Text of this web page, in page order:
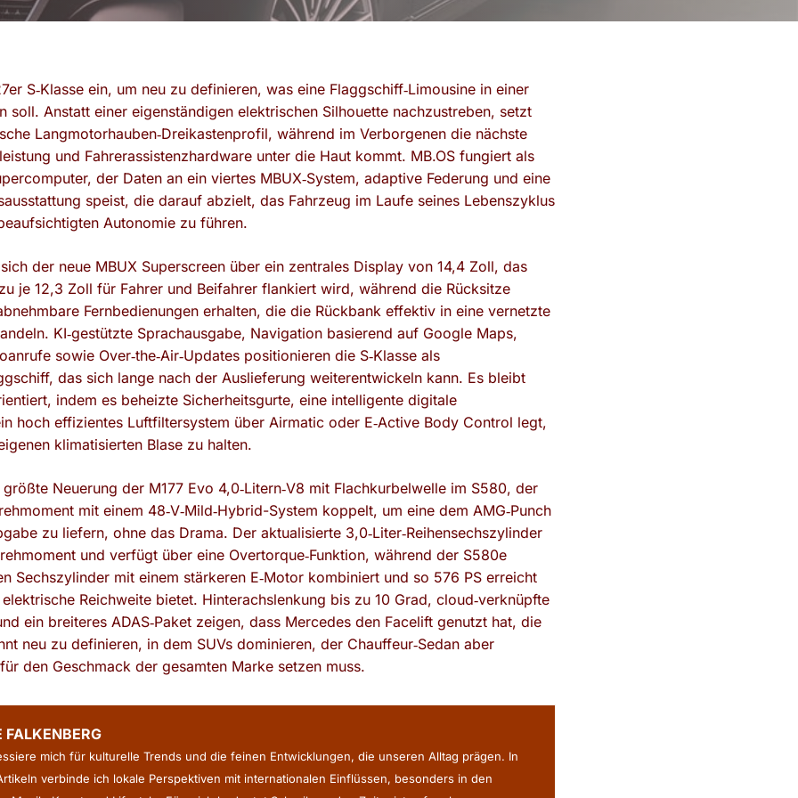
S‑Klasse ein, um neu zu definieren, was eine Flaggschiff‑Limousine in einer
soll. Anstatt einer eigenständigen elektrischen Silhouette nachzustreben, setzt
Langmotorhauben‑Dreikastenprofil, während im Verborgenen die nächste
und Fahrerassistenzhardware unter die Haut kommt. MB.OS fungiert als
der Daten an ein viertes MBUX‑System, adaptive Federung und eine
speist, die darauf abzielt, das Fahrzeug im Laufe seines Lebenszyklus
Autonomie zu führen.
der neue MBUX Superscreen über ein zentrales Display von 14,4 Zoll, das
je 12,3 Zoll für Fahrer und Beifahrer flankiert wird, während die Rücksitze
Fernbedienungen erhalten, die die Rückbank effektiv in eine vernetzte
KI‑gestützte Sprachausgabe, Navigation basierend auf Google Maps,
sowie Over‑the‑Air‑Updates positionieren die S‑Klasse als
das sich lange nach der Auslieferung weiterentwickeln kann. Es bleibt
indem es beheizte Sicherheitsgurte, eine intelligente digitale
hoch effizientes Luftfiltersystem über Airmatic oder E‑Active Body Control legt,
klimatisierten Blase zu halten.
Neuerung der M177 Evo 4,0‑Litern‑V8 mit Flachkurbelwelle im S580, der
mit einem 48‑V‑Mild‑Hybrid-System koppelt, um eine dem AMG‑Punch
zu liefern, ohne das Drama. Der aktualisierte 3,0‑Liter‑Reihensechszylinder
und verfügt über eine Overtorque‑Funktion, während der S580e
Sechszylinder mit einem stärkeren E‑Motor kombiniert und so 576 PS erreicht
Reichweite bietet. Hinterachslenkung bis zu 10 Grad, cloud‑verknüpfte
ein breiteres ADAS‑Paket zeigen, dass Mercedes den Facelift genutzt hat, die
neu zu definieren, in dem SUVs dominieren, der Chauffeur‑Sedan aber
den Geschmack der gesamten Marke setzen muss.
FALKENBERG
mich für kulturelle Trends und die feinen Entwicklungen, die unseren Alltag prägen. In
verbinde ich lokale Perspektiven mit internationalen Einflüssen, besonders in den